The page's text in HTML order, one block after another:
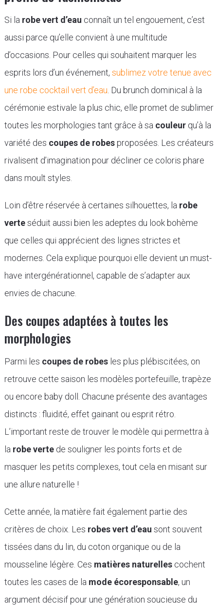
Si la robe vert d’eau connaît un tel engouement, c’est
aussi parce qu’elle convient à une multitude
d’occasions. Pour celles qui souhaitent marquer les
esprits lors d’un événement, sublimez votre tenue avec
une robe cocktail vert d’eau . Du brunch dominical à la
cérémonie estivale la plus chic, elle promet de sublimer
toutes les morphologies tant grâce à sa couleurqu’à la
variété des coupes de robesproposées. Les créateurs
rivalisent d’imagination pour décliner ce coloris phare
dans moult styles.
Loin d’être réservée à certaines silhouettes, la robe
verteséduit aussi bien les adeptes du look bohème
que celles qui apprécient des lignes strictes et
modernes. Cela explique pourquoi elle devient un must-
have intergénérationnel, capable de s’adapter aux
envies de chacune.
Des coupes adaptées à toutes les
morphologies
Parmi les coupes de robesles plus plébiscitées, on
retrouve cette saison les modèles portefeuille, trapèze
ou encore baby doll. Chacune présente des avantages
distincts : fluidité, effet gainant ou esprit rétro.
L’important reste de trouver le modèle qui permettra à
la robe vertede souligner les points forts et de
masquer les petits complexes, tout cela en misant sur
une allure naturelle !
Cette année, la matière fait également partie des
critères de choix. Les robes vert d’eau sont souvent
tissées dans du lin, du coton organique ou de la
mousseline légère. Ces matières naturellescochent
toutes les cases de la mode écoresponsable, un
argument décisif pour une génération soucieuse du